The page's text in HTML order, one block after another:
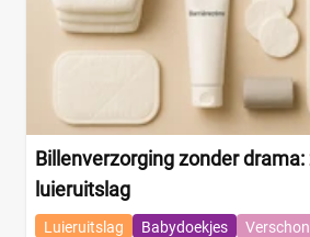
Billenverzorging zonder
luieruitslag
Luieruitslag Babydoekjes